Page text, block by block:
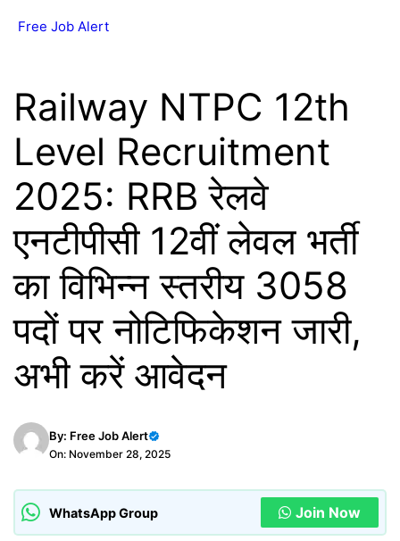
Free Job Alert
Railway NTPC 12th
Level Recruitment
2025: RRB रेलवे
एनटीपीसी 12वीं लेवल भर्ती
का विभिन्न स्तरीय 3058
पदों पर नोटिफिकेशन जारी,
अभी करें आवेदन
By: Free Job Alert
On: November 28, 2025
WhatsApp Group Join Now